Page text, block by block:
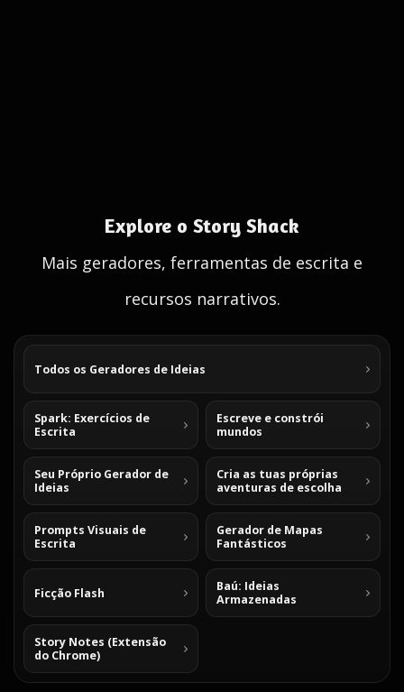
Explore o Story Shack
Mais geradores, ferramentas de escrita e
recursos narrativos.
Todos os Geradores de Ideias
Spark: Exercícios de
Escrita
Escreve e constrói
mundos
Seu Próprio Gerador de
Ideias
Cria as tuas próprias
aventuras de escolha
Prompts Visuais de
Escrita
Gerador de Mapas
Fantásticos
Ficção Flash
Baú: Ideias
Armazenadas
Story Notes (Extensão
do Chrome)